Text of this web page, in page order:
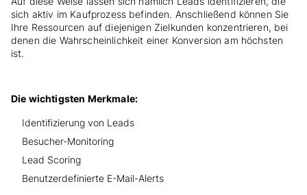
sich aktiv im Kaufprozess befinden. Anschließend können Sie
Ihre Ressourcen auf diejenigen Zielkunden konzentrieren, bei
denen die Wahrscheinlichkeit einer Konversion am höchsten
ist.
Die wichtigsten Merkmale:
Identifizierung von Leads
Besucher-Monitoring
Lead Scoring
Benutzerdefinierte E-Mail-Alerts